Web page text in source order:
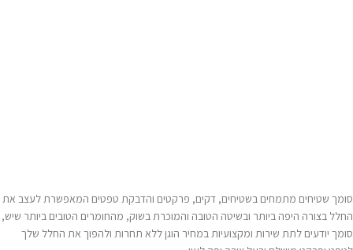
סומך שטיחים מתמחים בשטיחים, דקים, פרקטים והדבקת טפטים המאפשרת לעצב את
החלל בצורה היפה ביותר ובשיטה הטובה והמוכרת בשוק, מהחומרים הטובים ביותר שיש,
סומך יודעים לתת שירות ומקצועיות במחיר הוגן ללא תחרות ולהפוך את החלל שלך